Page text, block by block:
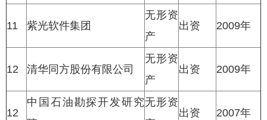
11 紫光软件集团
无形资
产
出资 2009年
12 清华同方股份有限公司
无形资
产
出资 2009年
12
中国石油勘探开发研究无形资
出资 2007年